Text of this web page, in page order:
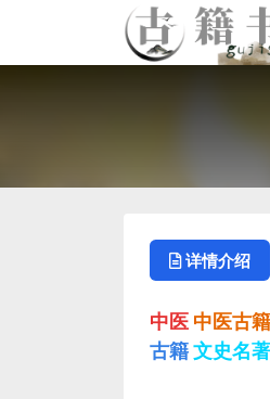
详情介绍
中医 中医古籍
古籍文史名著